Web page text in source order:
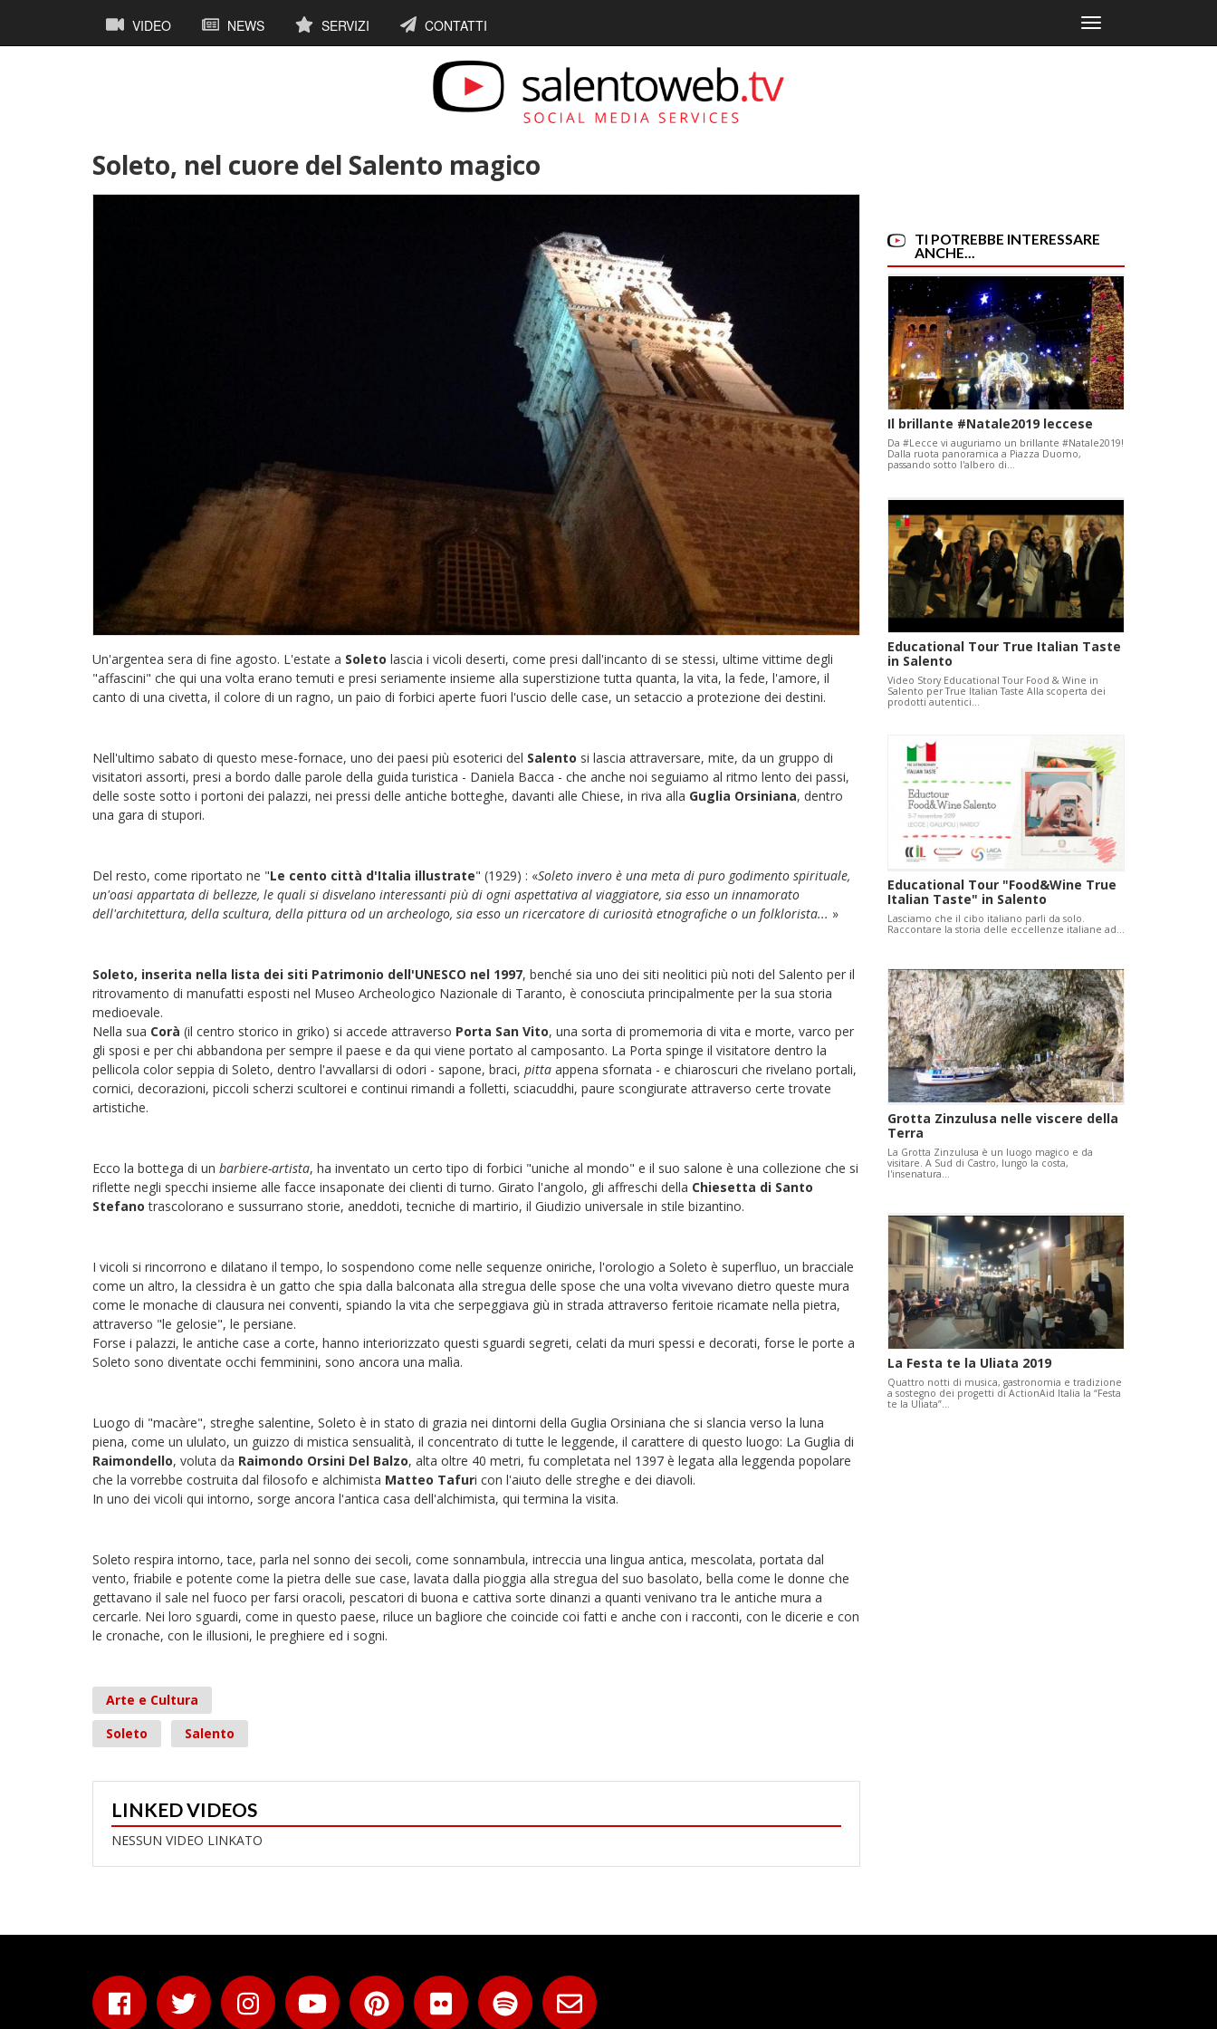
contenuto
Navigazione
principale
VIDEO NEWS SERVIZI CONTATTI
Toggle
navigation
Soleto, nel cuore del Salento magico
Un'argentea sera di fine agosto. L'estate a Soleto lascia i vicoli deserti, come presi dall'incanto di se stessi, ultime vittime degli
"affascini" che qui una volta erano temuti e presi seriamente insieme alla superstizione tutta quanta, la vita, la fede, l'amore, il
canto di una civetta, il colore di un ragno, un paio di forbici aperte fuori l'uscio delle case, un setaccio a protezione dei destini.
Nell'ultimo sabato di questo mese-fornace, uno dei paesi più esoterici del Salento si lascia attraversare, mite, da un gruppo di
visitatori assorti, presi a bordo dalle parole della guida turistica - Daniela Bacca - che anche noi seguiamo al ritmo lento dei passi,
delle soste sotto i portoni dei palazzi, nei pressi delle antiche botteghe, davanti alle Chiese, in riva alla Guglia Orsiniana, dentro
una gara di stupori.
Del resto, come riportato ne "Le cento città d'Italia illustrate" (1929) : «Soleto invero è una meta di puro godimento spirituale,
un'oasi appartata di bellezze, le quali si disvelano interessanti più di ogni aspettativa al viaggiatore, sia esso un innamorato
dell'architettura, della scultura, della pittura od un archeologo, sia esso un ricercatore di curiosità etnografiche o un folklorista... »
Soleto, inserita nella lista dei siti Patrimonio dell'UNESCO nel 1997, benché sia uno dei siti neolitici più noti del Salento per il
ritrovamento di manufatti esposti nel Museo Archeologico Nazionale di Taranto, è conosciuta principalmente per la sua storia
medioevale.
Nella sua Corà (il centro storico in griko) si accede attraverso Porta San Vito, una sorta di promemoria di vita e morte, varco per
gli sposi e per chi abbandona per sempre il paese e da qui viene portato al camposanto. La Porta spinge il visitatore dentro la
pellicola color seppia di Soleto, dentro l'avvallarsi di odori - sapone, braci, pitta appena sfornata - e chiaroscuri che rivelano portali,
cornici, decorazioni, piccoli scherzi scultorei e continui rimandi a folletti, sciacuddhi, paure scongiurate attraverso certe trovate
artistiche.
Ecco la bottega di un barbiere-artista, ha inventato un certo tipo di forbici "uniche al mondo" e il suo salone è una collezione che si
riflette negli specchi insieme alle facce insaponate dei clienti di turno. Girato l'angolo, gli affreschi della Chiesetta di Santo
Stefano trascolorano e sussurrano storie, aneddoti, tecniche di martirio, il Giudizio universale in stile bizantino.
I vicoli si rincorrono e dilatano il tempo, lo sospendono come nelle sequenze oniriche, l'orologio a Soleto è superfluo, un bracciale
come un altro, la clessidra è un gatto che spia dalla balconata alla stregua delle spose che una volta vivevano dietro queste mura
come le monache di clausura nei conventi, spiando la vita che serpeggiava giù in strada attraverso feritoie ricamate nella pietra,
attraverso "le gelosie", le persiane.
Forse i palazzi, le antiche case a corte, hanno interiorizzato questi sguardi segreti, celati da muri spessi e decorati, forse le porte a
Soleto sono diventate occhi femminini, sono ancora una malìa.
Luogo di "macàre", streghe salentine, Soleto è in stato di grazia nei dintorni della Guglia Orsiniana che si slancia verso la luna
piena, come un ululato, un guizzo di mistica sensualità, il concentrato di tutte le leggende, il carattere di questo luogo: La Guglia di
Raimondello, voluta da Raimondo Orsini Del Balzo, alta oltre 40 metri, fu completata nel 1397 è legata alla leggenda popolare
che la vorrebbe costruita dal filosofo e alchimista Matteo Tafuri con l'aiuto delle streghe e dei diavoli.
In uno dei vicoli qui intorno, sorge ancora l'antica casa dell'alchimista, qui termina la visita.
Soleto respira intorno, tace, parla nel sonno dei secoli, come sonnambula, intreccia una lingua antica, mescolata, portata dal
vento, friabile e potente come la pietra delle sue case, lavata dalla pioggia alla stregua del suo basolato, bella come le donne che
gettavano il sale nel fuoco per farsi oracoli, pescatori di buona e cattiva sorte dinanzi a quanti venivano tra le antiche mura a
cercarle. Nei loro sguardi, come in questo paese, riluce un bagliore che coincide coi fatti e anche con i racconti, con le dicerie e con
le cronache, con le illusioni, le preghiere ed i sogni.
Arte e Cultura
Soleto
Salento
LINKED VIDEOS
NESSUN VIDEO LINKATO
TI POTREBBE INTERESSARE
ANCHE...
Il brillante #Natale2019 leccese
Da #Lecce vi auguriamo un brillante #Natale2019!
Dalla ruota panoramica a Piazza Duomo,
passando sotto l'albero di…
Educational Tour True Italian Taste
in Salento
Video Story Educational Tour Food & Wine in
Salento per True Italian Taste Alla scoperta dei
prodotti autentici…
Educational Tour "Food&Wine True
Italian Taste" in Salento
Lasciamo che il cibo italiano parli da solo.
Raccontare la storia delle eccellenze italiane ad…
Grotta Zinzulusa nelle viscere della
Terra
La Grotta Zinzulusa è un luogo magico e da
visitare. A Sud di Castro, lungo la costa,
l'insenatura…
La Festa te la Uliata 2019
Quattro notti di musica, gastronomia e tradizione
a sostegno dei progetti di ActionAid Italia la “Festa
te la Uliata”…